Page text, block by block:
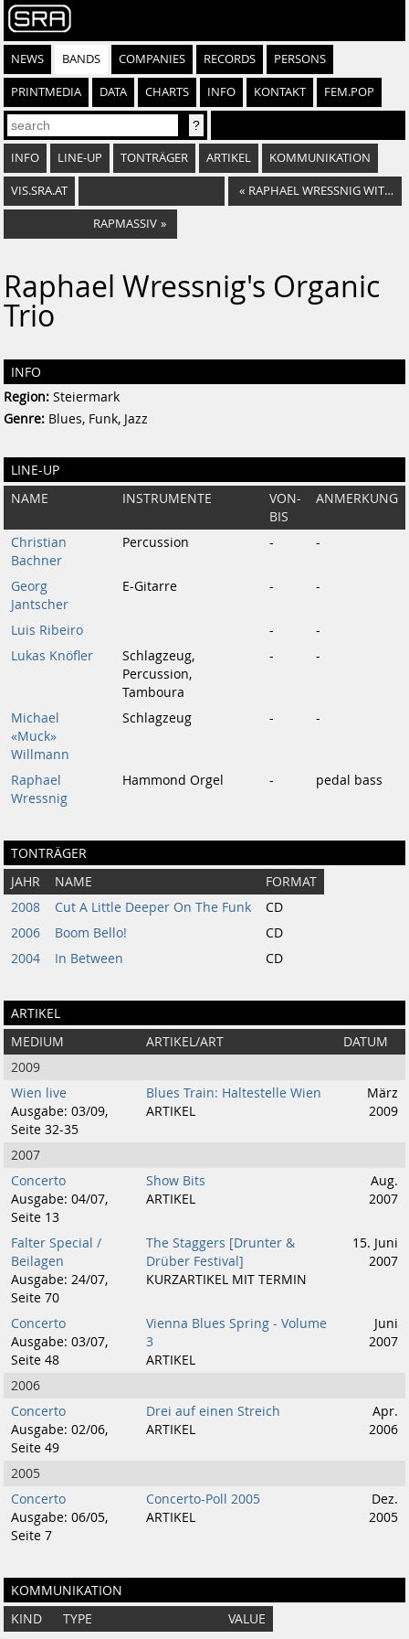
NEWS BANDS COMPANIES RECORDS PERSONS
PRINTMEDIA DATA CHARTS INFO KONTAKT FEM.POP
INFO LINE-UP TONTRÄGER ARTIKEL KOMMUNIKATION
VIS.SRA.AT « RAPHAEL WRESSNIG WITH ALEX SCHULTZ & JAMES GADSON
RAPMASSIV »
Raphael Wressnig's Organic
Trio
INFO
Region: Steiermark
Genre: Blues, Funk, Jazz
LINE-UP
NAME INSTRUMENTE
VON-
BIS
ANMERKUNG
Christian
Bachner
Percussion - -
Georg
Jantscher
E-Gitarre - -
Luis Ribeiro -
-
Lukas Knöfler
Schlagzeug,
Percussion,
Tamboura
- -
Michael
«Muck»
Willmann
Schlagzeug - -
Raphael
Wressnig
Hammond Orgel - pedal bass
TONTRÄGER
JAHR NAME
FORMAT
2008
Cut A Little Deeper On The Funk
CD
2006
Boom Bello!
CD
2004
In Between CD
ARTIKEL
MEDIUM ARTIKEL/ART
DATUM
2009
Wien live
Ausgabe: 03/09,
Seite 32-35
Blues Train: Haltestelle Wien
ARTIKEL
März
2009
2007
Concerto
Ausgabe: 04/07,
Seite 13
Show Bits
ARTIKEL
Aug.
2007
Falter Special /
Beilagen
Ausgabe: 24/07,
Seite 70
The Staggers [Drunter &
Drüber Festival]
KURZARTIKEL MIT TERMIN
15. Juni
2007
Concerto
Ausgabe: 03/07,
Seite 48
Vienna Blues Spring - Volume
3
ARTIKEL
Juni
2007
2006
Concerto
Ausgabe: 02/06,
Seite 49
Drei auf einen Streich
ARTIKEL
Apr.
2006
2005
Concerto
Ausgabe: 06/05,
Seite 7
Concerto-Poll 2005
ARTIKEL
Dez.
2005
KOMMUNIKATION
KIND TYPE
VALUE